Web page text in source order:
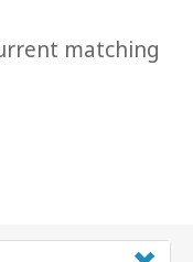
matching